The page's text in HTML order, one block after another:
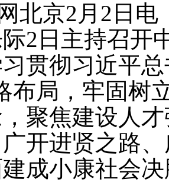
北京2 月 2 日电
2 日主持召开
贯彻习近平
布局，牢固树
聚焦建设人
开进贤之路
成小康社会